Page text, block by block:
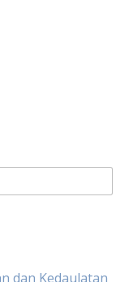
dan Kedaulatan